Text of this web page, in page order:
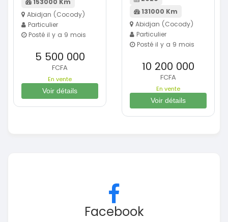
153000 Km
Abidjan (Cocody)
Particulier
Posté il y a 9 mois
5 500 000
FCFA
En vente
Voir détails
131000 Km
Abidjan (Cocody)
Particulier
Posté il y a 9 mois
10 200 000
FCFA
En vente
Voir détails
Facebook